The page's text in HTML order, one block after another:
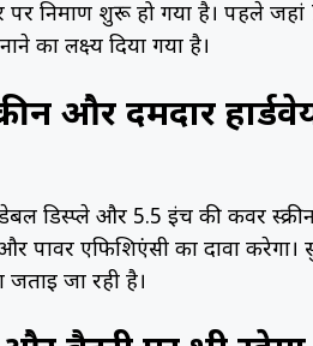
निर्माण शुरू हो गया है। पहले
का लक्ष्य दिया गया है।
और दमदार
डिस्प्ले और 5.5 इंच की कवर
एफिशिएंसी का दावा करेगा।
जा रही है।